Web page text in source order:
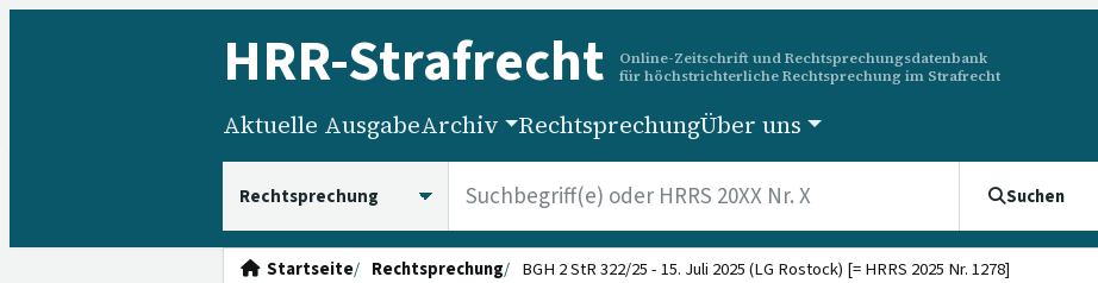
HRR-Strafrecht
Online-Zeitschrift und Rechtsprechungsdatenbank
für höchstrichterliche Rechtsprechung im Strafrecht
Aktuelle AusgabeArchiv RechtsprechungÜber uns
Suchen
Startseite Rechtsprechung BGH 2 StR 322/25 - 15. Juli 2025 (LG Rostock) [= HRRS 2025 Nr. 1278]